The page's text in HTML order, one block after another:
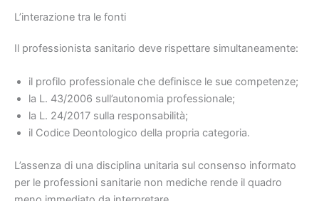
L’interazione tra le fonti
Il professionista sanitario deve rispettare simultaneamente:
il profilo professionale che definisce le sue competenze;
la L. 43/2006 sull’autonomia professionale;
la L. 24/2017 sulla responsabilità;
il Codice Deontologico della propria categoria.
L’assenza di una disciplina unitaria sul consenso informato
per le professioni sanitarie non mediche rende il quadro